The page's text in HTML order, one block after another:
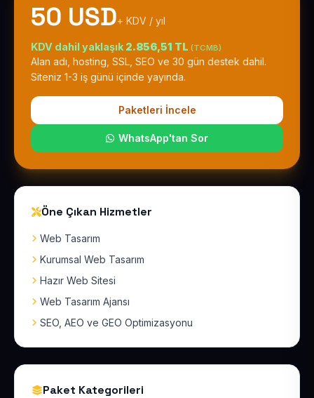
50 USD+ KDV / yıl
KDV dahil yaklaşık 2.856,51 TL (TCMB)
Alan adı, hosting, SSL, SEO ve 30 gün destek dahil.
Siteniz 1-3 iş günü içinde yayında.
Paketleri İncele
WhatsApp'tan Sor
Öne Çıkan Hizmetler
Web Tasarım
Kurumsal Web Tasarım
Hazır Web Sitesi
Web Tasarım Ajansı
SEO, AEO ve GEO Optimizasyonu
Paket Kategorileri